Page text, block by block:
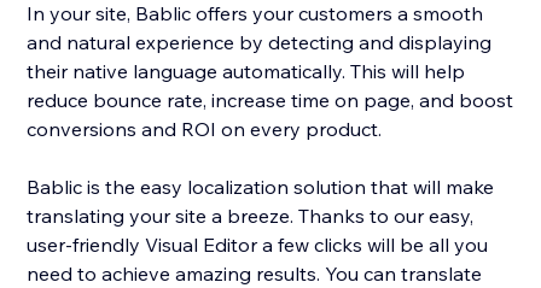
In your site, Bablic offers your customers a smooth
and natural experience by detecting and displaying
their native language automatically. This will help
reduce bounce rate, increase time on page, and boost
conversions and ROI on every product.
Bablic is the easy localization solution that will make
translating your site a breeze. Thanks to our easy,
user-friendly Visual Editor a few clicks will be all you
need to achieve amazing results. You can translate